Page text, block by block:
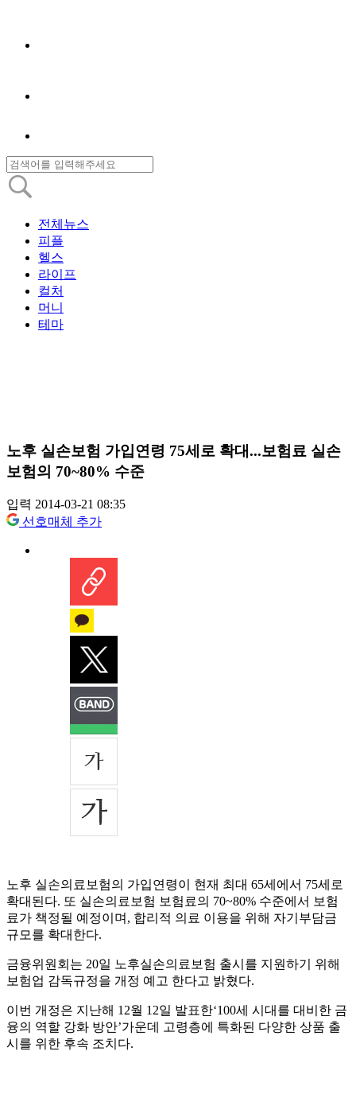
전체뉴스
피플
헬스
라이프
컬처
머니
테마
노후 실손보험 가입연령 75세로 확대...보험료 실손
보험의 70~80% 수준
입력 2014-03-21 08:35
선호매체 추가
노후 실손의료보험의 가입연령이 현재 최대 65세에서 75세로
확대된다. 또 실손의료보험 보험료의 70~80% 수준에서 보험
료가 책정될 예정이며, 합리적 의료 이용을 위해 자기부담금
규모를 확대한다.
금융위원회는 20일 노후실손의료보험 출시를 지원하기 위해
보험업 감독규정을 개정 예고 한다고 밝혔다.
이번 개정은 지난해 12월 12일 발표한‘100세 시대를 대비한 금
융의 역할 강화 방안’가운데 고령층에 특화된 다양한 상품 출
시를 위한 후속 조치다.